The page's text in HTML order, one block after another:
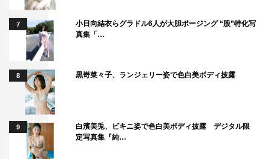
7
小日向結衣らグラドル6人が大胆ポージング “股”特化写
真集「…
8 黒嵜菜々子、ランジェリー姿で色白美ボディ披露
9
白濱美兎、ビキニ姿で色白美ボディ披露 デジタル限
定写真集『純…